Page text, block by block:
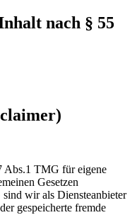
nach § 55
Abs.1 TMG für eigene
Gesetzen
wir als Diensteanbieter
gespeicherte fremde